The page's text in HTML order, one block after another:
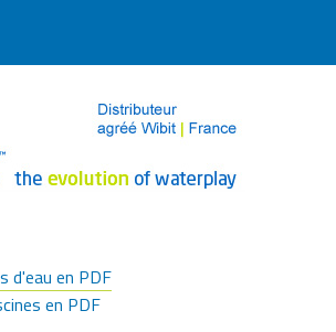
d'eau en PDF
en PDF